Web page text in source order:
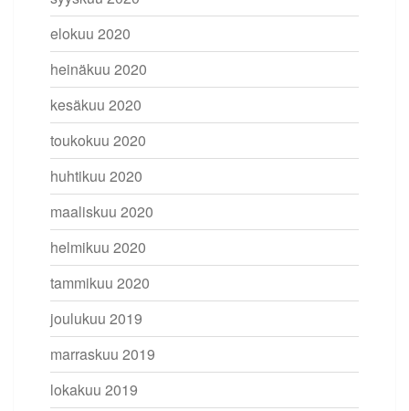
elokuu 2020
heinäkuu 2020
kesäkuu 2020
toukokuu 2020
huhtikuu 2020
maaliskuu 2020
helmikuu 2020
tammikuu 2020
joulukuu 2019
marraskuu 2019
lokakuu 2019